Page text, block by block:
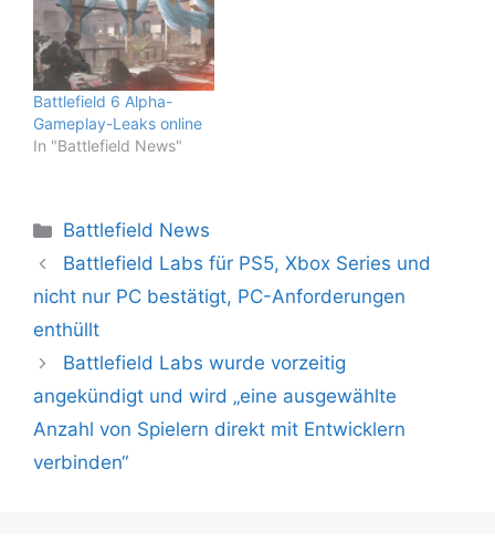
Battlefield 6 Alpha-
Gameplay-Leaks online
In "Battlefield News"
Kategorien
Battlefield News
Battlefield Labs für PS5, Xbox Series und
nicht nur PC bestätigt, PC-Anforderungen
enthüllt
Battlefield Labs wurde vorzeitig
angekündigt und wird „eine ausgewählte
Anzahl von Spielern direkt mit Entwicklern
verbinden“